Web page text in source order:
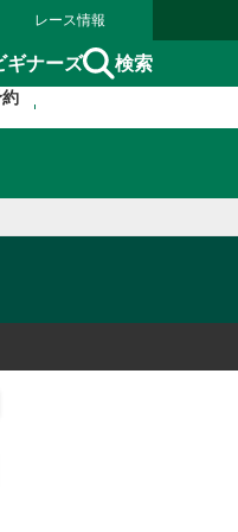
レース情報
ギナーズ 検索